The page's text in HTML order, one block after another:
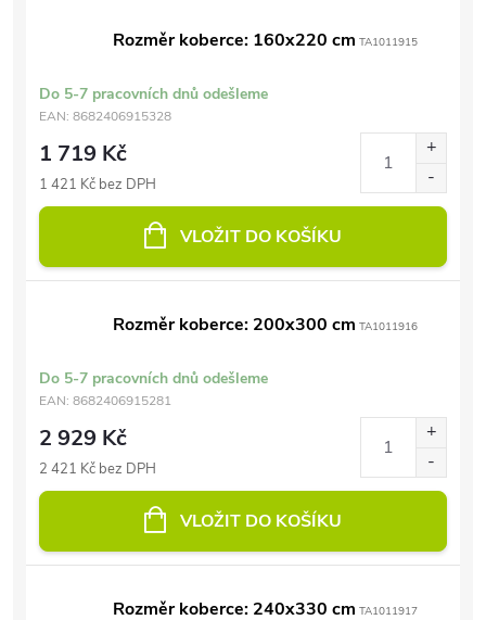
Rozměr koberce: 160x220 cm TA1011915
Do 5-7 pracovních dnů odešleme
EAN: 8682406915328
1 719 Kč
1 421 Kč bez DPH
VLOŽIT DO KOŠÍKU
Rozměr koberce: 200x300 cm TA1011916
Do 5-7 pracovních dnů odešleme
EAN: 8682406915281
2 929 Kč
2 421 Kč bez DPH
VLOŽIT DO KOŠÍKU
Rozměr koberce: 240x330 cm TA1011917